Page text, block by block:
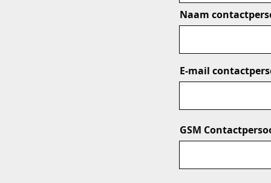
Naam
E-mail
GSM